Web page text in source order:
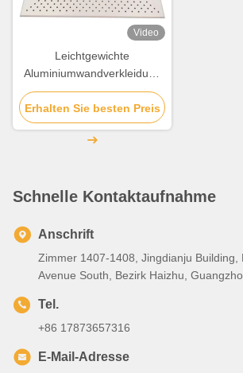
Video
Leichtgewichte
Aluminiumwandverkleidung
Perforierter
Aluminiumverbundplatten
Erhalten Sie besten Preis
Schnelle Kontaktaufnahme
Anschrift
Zimmer 1407-1408, Jingdianju Building,
Avenue South, Bezirk Haizhu,
Tel.
+86 17873657316
E-Mail-Adresse